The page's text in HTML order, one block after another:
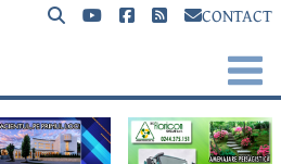
CONTACT